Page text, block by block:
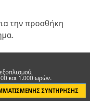
την προσθήκη
και 1.000 ωρών.
ΣΥΝΤΉΡΗΣΗΣ